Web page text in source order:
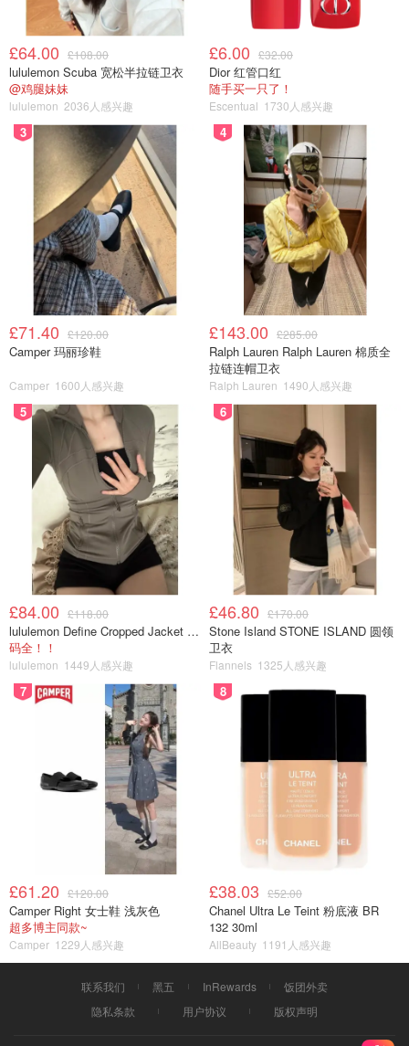
£64.00 £108.00
lululemon Scuba 宽松半拉链卫衣
@鸡腿妹妹
lululemon 2036人感兴趣
£6.00 £32.00
Dior 红管口红
随手买一只了！
Escentual 1730人感兴趣
3
£71.40 £120.00
Camper 玛丽珍鞋
Camper 1600人感兴趣
4
£143.00 £285.00
Ralph Lauren Ralph Lauren 棉质全
拉链连帽卫衣
Ralph Lauren 1490人感兴趣
5
£84.00 £118.00
lululemon Define Cropped Jacket Nulu 短款夹克
码全！！
lululemon 1449人感兴趣
6
£46.80 £170.00
Stone Island STONE ISLAND 圆领
卫衣
Flannels 1325人感兴趣
7
£61.20 £120.00
Camper Right 女士鞋 浅灰色
超多博主同款~
Camper 1229人感兴趣
8
£38.03 £52.00
Chanel Ultra Le Teint 粉底液 BR
132 30ml
AllBeauty 1191人感兴趣
联系我们 黑五 InRewards
饭团外卖
隐私条款
用户协议 版权声明